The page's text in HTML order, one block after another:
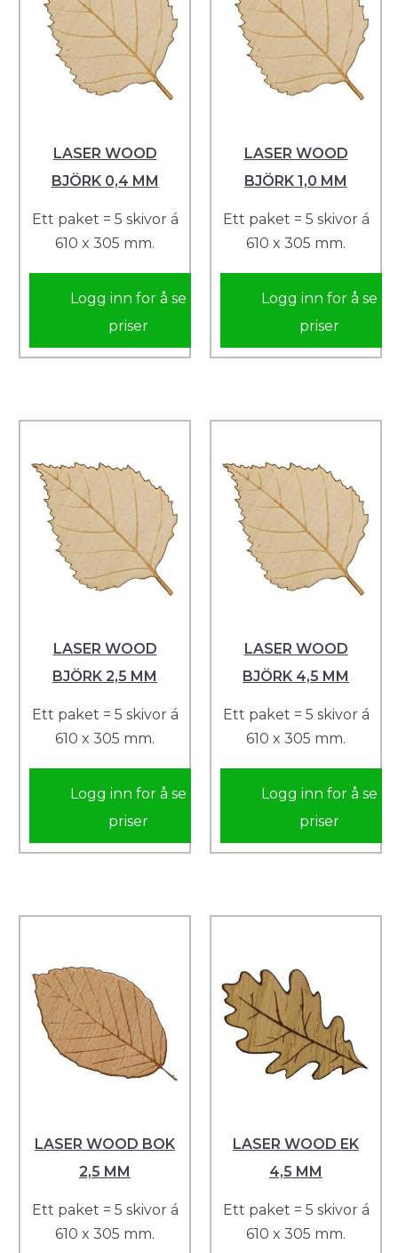
LASER WOOD
BJÖRK 0,4 MM
Ett paket = 5 skivor á
610 x 305 mm.
Logg inn for å se
priser
LASER WOOD
BJÖRK 1,0 MM
Ett paket = 5 skivor á
610 x 305 mm.
Logg inn for å se
priser
LASER WOOD
BJÖRK 2,5 MM
Ett paket = 5 skivor á
610 x 305 mm.
Logg inn for å se
priser
LASER WOOD
BJÖRK 4,5 MM
Ett paket = 5 skivor á
610 x 305 mm.
Logg inn for å se
priser
LASER WOOD BOK
2,5 MM
Ett paket = 5 skivor á
610 x 305 mm.
LASER WOOD EK
4,5 MM
Ett paket = 5 skivor á
610 x 305 mm.